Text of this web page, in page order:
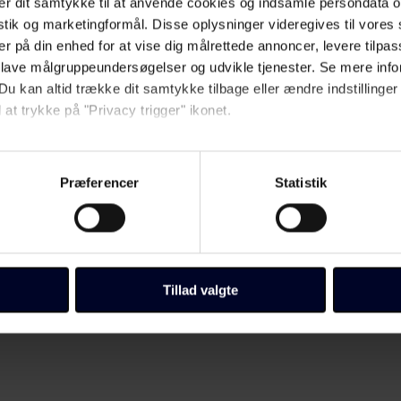
og marketingformål. Disse oplysninger videregives til vores
på din enhed for at vise dig målrettede annoncer, levere
målgruppeundersøgelser og udvikle tjenester. Se mere
kan altid trække dit samtykke tilbage eller ændre
at trykke på "Privacy trigger" ikonet.
gerne:
om din placering, der kan være nøjagtig inden for få
herunder trække din accept tilbage, ved at klikke på
Folkeskolens domæner. Få mere at vide om, hvem vi
Præferencer Statistik
Tillad valgte
lidt reklame for Pengeuge 2016.